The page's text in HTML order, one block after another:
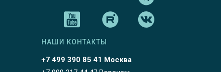
+7 499 390 85 41 Москва
НАШИ КОНТАКТЫ